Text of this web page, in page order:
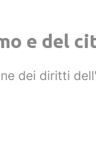
e del
dei diritti